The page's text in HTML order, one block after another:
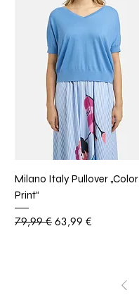
Milano Italy Pullover „Color
Print“
Standardpreis
79,99 € Sale-Preis
63,99 €